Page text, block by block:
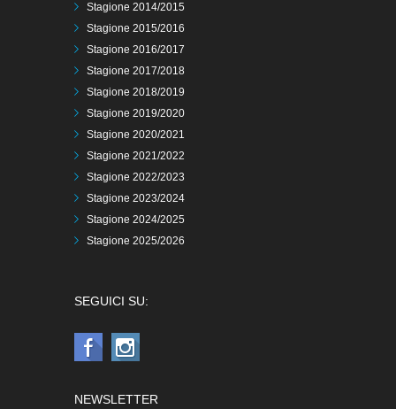
Stagione 2014/2015
Stagione 2015/2016
Stagione 2016/2017
Stagione 2017/2018
Stagione 2018/2019
Stagione 2019/2020
Stagione 2020/2021
Stagione 2021/2022
Stagione 2022/2023
Stagione 2023/2024
Stagione 2024/2025
Stagione 2025/2026
SEGUICI SU:
NEWSLETTER